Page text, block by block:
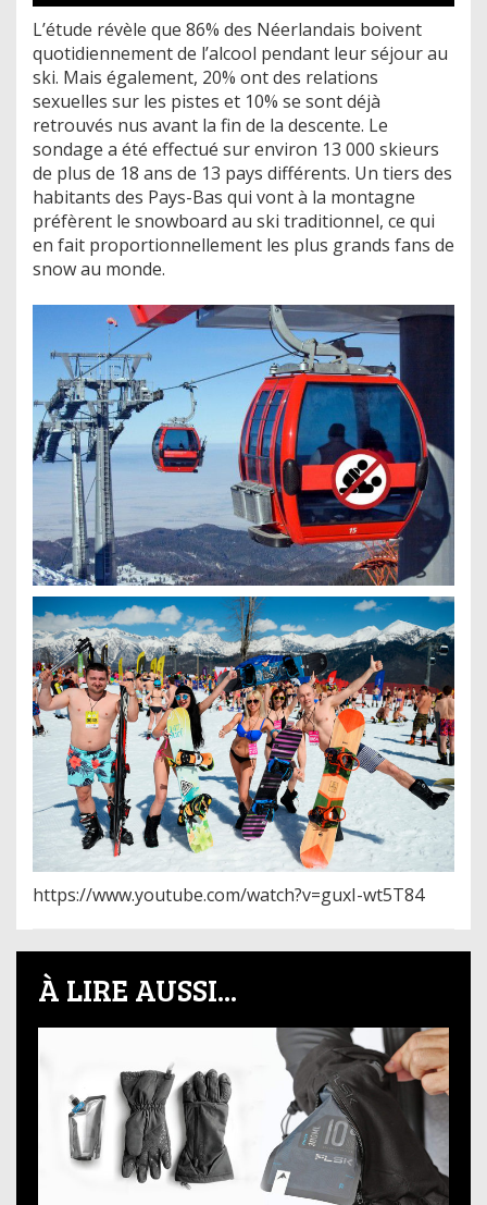
L’étude révèle que 86% des Néerlandais boivent
quotidiennement de l’alcool pendant leur séjour au
ski. Mais également, 20% ont des relations
sexuelles sur les pistes et 10% se sont déjà
retrouvés nus avant la fin de la descente. Le
sondage a été effectué sur environ 13 000 skieurs
de plus de 18 ans de 13 pays différents. Un tiers des
habitants des Pays-Bas qui vont à la montagne
préfèrent le snowboard au ski traditionnel, ce qui
en fait proportionnellement les plus grands fans de
snow au monde.
https://www.youtube.com/watch?v=guxI-wt5T84
À LIRE AUSSI...